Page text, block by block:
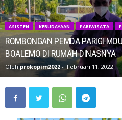
ASISTEN KEBUDAYAAN PARIWISATA
ROMBONGAN PEMDA PARIGI
BOALEMO DI RUMAH DINASNYA
Oleh prokopim2022 - Februari 11, 2022